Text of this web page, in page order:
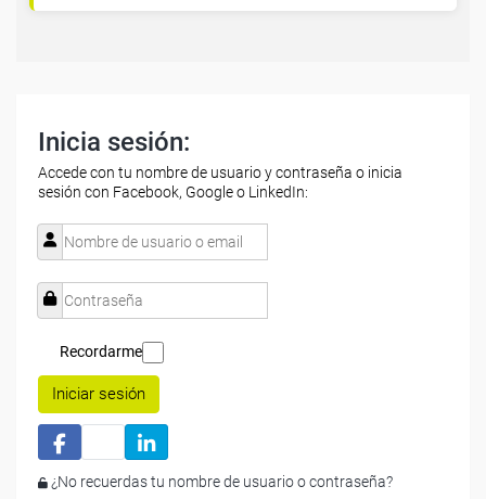
Inicia sesión:
Accede con tu nombre de usuario y contraseña o inicia
sesión con Facebook, Google o LinkedIn:
Recordarme
Iniciar sesión
¿No recuerdas tu nombre de usuario o contraseña?